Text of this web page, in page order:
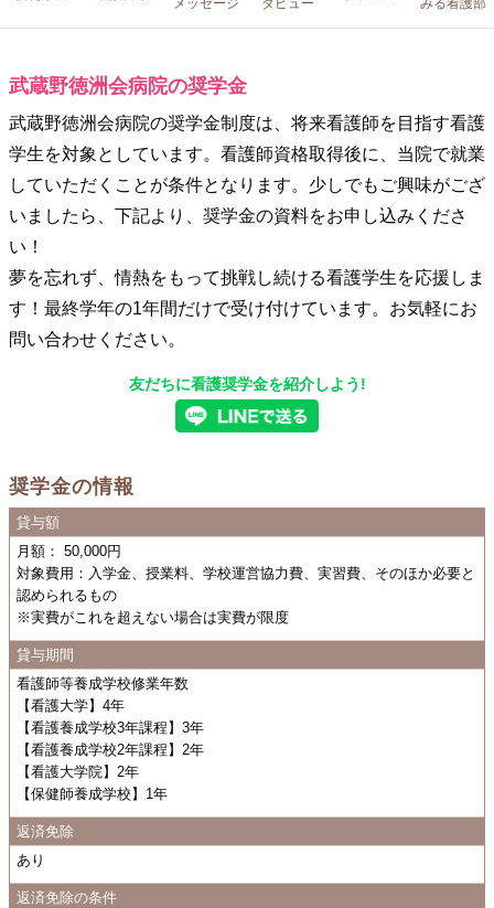
武蔵野徳洲会病院の奨学金
武蔵野徳洲会病院の奨学金制度は、将来看護師を目指す看護
学生を対象としています。看護師資格取得後に、当院で就業
していただくことが条件となります。少しでもご興味がござ
いましたら、下記より、奨学金の資料をお申し込みくださ
い！
夢を忘れず、情熱をもって挑戦し続ける看護学生を応援しま
す！最終学年の1年間だけで受け付けています。お気軽にお
問い合わせください。
友だちに看護奨学金を紹介しよう!
奨学金の情報
貸与額
月額： 50,000円
対象費用：入学金、授業料、学校運営協力費、実習費、そのほか必要と
認められるもの
※実費がこれを超えない場合は実費が限度
貸与期間
看護師等養成学校修業年数
【看護大学】4年
【看護養成学校3年課程】3年
【看護養成学校2年課程】2年
【看護大学院】2年
【保健師養成学校】1年
返済免除
あり
返済免除の条件